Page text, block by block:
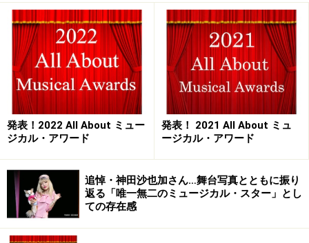
（仲間が）自然についていこうと思うものなので、まだ
リーダーとしての“居方”は課題です」
『ウェストサイド物語』撮影：下坂敦俊
――キャスティング発表が開幕後になったのは、『コーラ
スライン』の全国公演で合流が後になったからというこ
とでしょうか？
「はい、オーディションには合格していたのですが、
『コーラスライン』に出演していたため、こちらの稽古
には2月からの参加となりました」
発表！2022 All About ミュー
ジカル・アワード
発表！ 2021 All About ミュ
ージカル・アワード
追悼・神田沙也加さん…舞台写真とともに振り
返る「唯一無二のミュージカル・スター」とし
ての存在感